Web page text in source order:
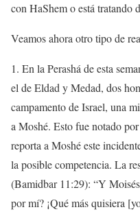
con HaShem o está tratando
Veamos ahora otro tipo de
1. En la Perashá de esta
el de Eldad y Medad, dos
campamento de Israel, una
a Moshé. Esto fue notado
reporta a Moshé este
la posible competencia. La
(Bamidbar 11:29): “Y
por mí? ¡Qué más quisiera